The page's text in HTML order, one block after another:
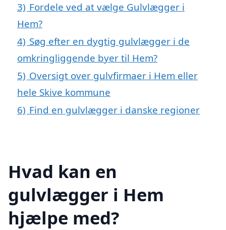
3) Fordele ved at vælge Gulvlægger i
Hem?
4) Søg efter en dygtig gulvlægger i de
omkringliggende byer til Hem?
5) Oversigt over gulvfirmaer i Hem eller
hele Skive kommune
6) Find en gulvlægger i danske regioner
Hvad kan en
gulvlægger i Hem
hjælpe med?